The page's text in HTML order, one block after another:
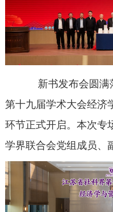
新书发布会圆
第十九届学术大会经济
环节正式开启。本次专
学界联合会党组成员、